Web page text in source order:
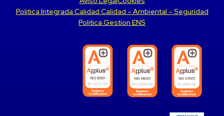
Politica Integrada Calidad Calidad – Ambiental – Seguridad
Politica Gestion ENS